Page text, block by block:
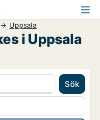
Uppsala
i Uppsala
Sök